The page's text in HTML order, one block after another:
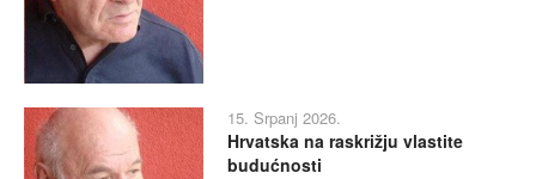
15. Srpanj 2026.
Hrvatska na raskrižju vlastite
budućnosti